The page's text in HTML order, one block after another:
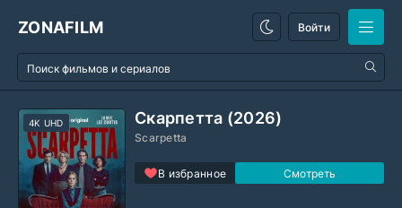
ZONAFILM Войти
Скарпетта (2026)
Scarpetta
В избранное
4K UHD